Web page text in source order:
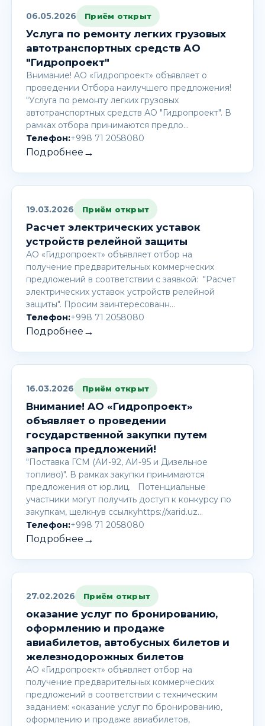
06.05.2026 Приём открыт
Услуга по ремонту легких грузовых
автотранспортных средств АО
"Гидропроект"
Внимание! AО «Гидропроект» объявляет о
проведении Отбора наилучшего предложения!
"Услуга по ремонту легких грузовых
автотранспортных средств АО "Гидропроект". В
рамках отбора принимаются предло…
Телефон:+998 71 2058080
Подробнее →
19.03.2026 Приём открыт
Расчет электрических уставок
устройств релейной защиты
АО «Гидропроект» объявляет отбор на
получение предварительных коммерческих
предложений в соответствии с заявкой: "Расчет
электрических уставок устройств релейной
защиты". Просим заинтересованн…
Телефон:+998 71 2058080
Подробнее →
16.03.2026 Приём открыт
Внимание! AО «Гидропроект»
объявляет о проведении
государственной закупки путем
запроса предложений!
"Поставка ГСМ (АИ-92, АИ-95 и Дизельное
топливо)". В рамках закупки принимаются
предложения от юр.лиц. Потенциальные
участники могут получить доступ к конкурсу по
закупкам, щелкнув ссылкуhttps://xarid.uz…
Телефон:+998 71 2058080
Подробнее →
27.02.2026 Приём открыт
оказание услуг по бронированию,
оформлению и продаже
авиабилетов, автобусных билетов и
железнодорожных билетов
АО «Гидропроект» объявляет отбор на
получение предварительных коммерческих
предложений в соответствии с техническим
заданием: «оказание услуг по бронированию,
оформлению и продаже авиабилетов,